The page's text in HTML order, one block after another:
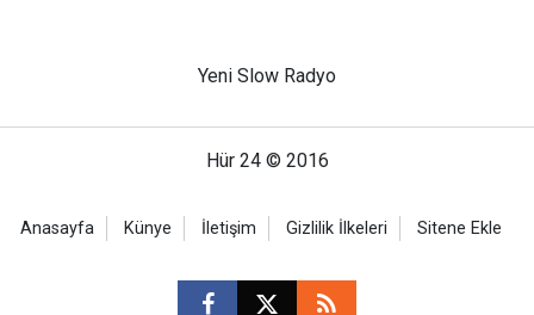
Yeni Slow Radyo
Hür 24 © 2016
Anasayfa Künye İletişim Gizlilik İlkeleri Sitene Ekle